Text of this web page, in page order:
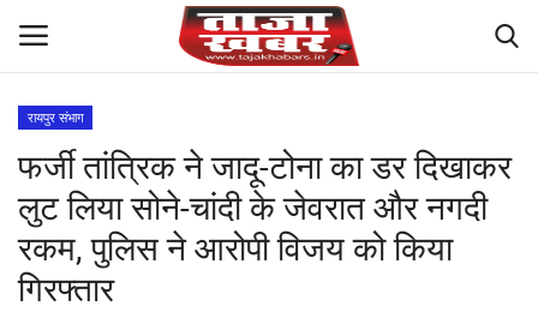
देश
मध्य प्रदेश
विश्व
रायपुर संभाग
फर्जी तांत्रिक ने जादू-टोना का डर दिखाकर
लुट लिया सोने-चांदी के जेवरात और नगदी
रकम, पुलिस ने आरोपी विजय को किया
गिरफ्तार